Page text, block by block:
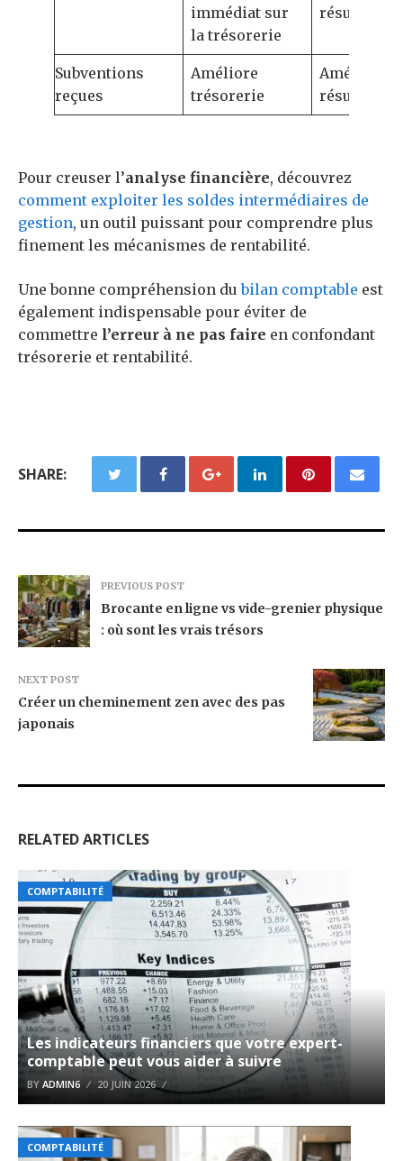
immédiat sur
la trésorerie
résultat net
Subventions
reçues
Améliore
trésorerie
Améliore
résultat net
Pour creuser l’analyse financière, découvrez
comment exploiter les soldes intermédiaires de
gestion, un outil puissant pour comprendre plus
finement les mécanismes de rentabilité.
Une bonne compréhension dubilan comptable est
également indispensable pour éviter de
commettre l’erreur à ne pas faire en confondant
trésorerie et rentabilité.
SHARE:
PREVIOUS POST
Brocante en ligne vs vide-grenier physique
: où sont les vrais trésors
NEXT POST
Créer un cheminement zen avec des pas
japonais
RELATED ARTICLES
COMPTABILITÉ
Les indicateurs financiers que votre expert-
comptable peut vous aider à suivre
BY ADMIN6 20 JUIN 2026
COMPTABILITÉ